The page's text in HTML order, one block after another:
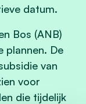
datum.
Bos (ANB)
plannen. De
van
voor
die tijdelijk